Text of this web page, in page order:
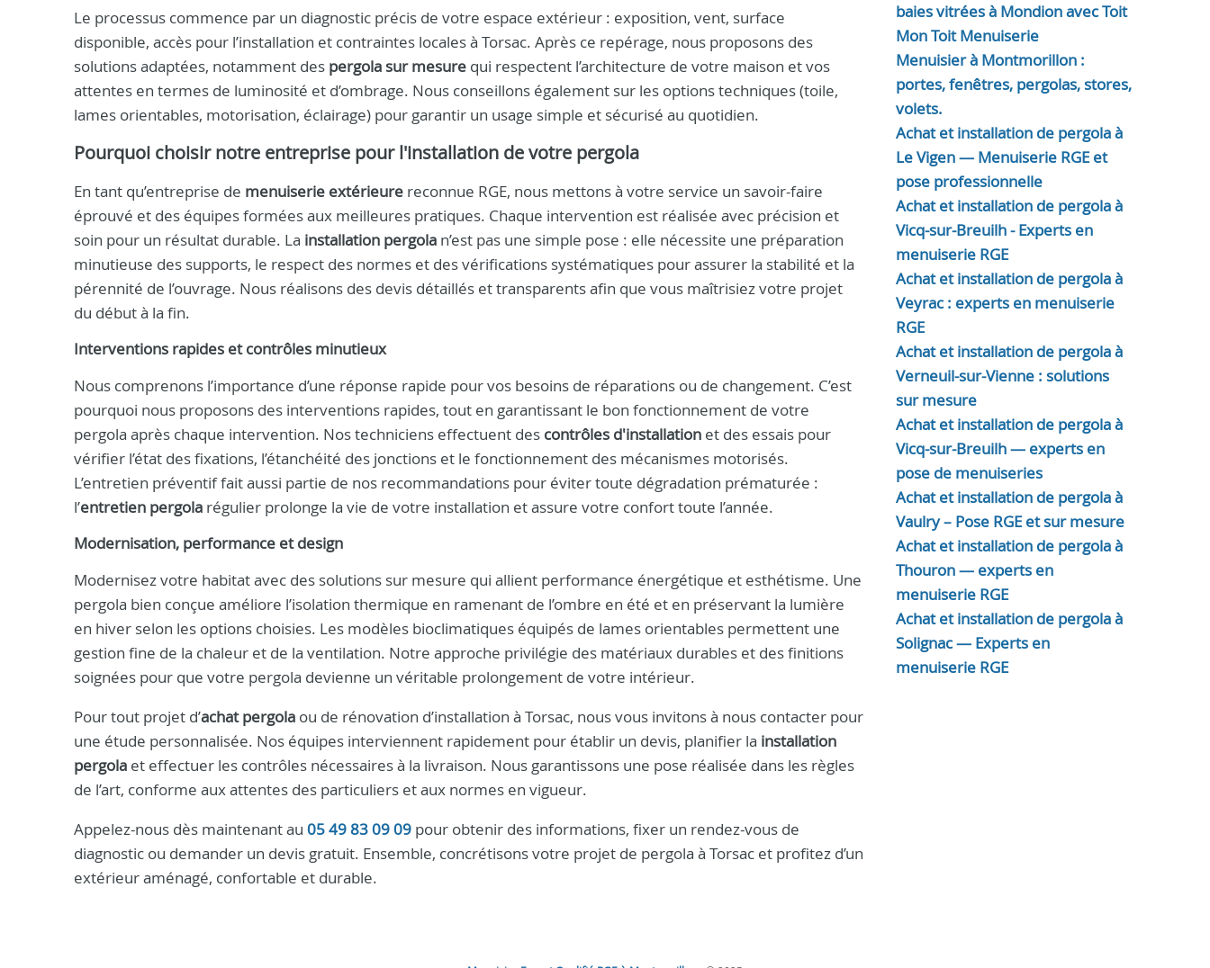
Le processus commence par un diagnostic précis de votre espace extérieur : exposition, vent, surface
disponible, accès pour l’installation et contraintes locales à Torsac. Après ce repérage, nous proposons des
solutions adaptées, notamment des pergola sur mesure qui respectent l’architecture de votre maison et vos
attentes en termes de luminosité et d’ombrage. Nous conseillons également sur les options techniques (toile,
lames orientables, motorisation, éclairage) pour garantir un usage simple et sécurisé au quotidien.
Pourquoi choisir notre entreprise pour l'installation de votre pergola
En tant qu’entreprise de menuiserie extérieure reconnue RGE, nous mettons à votre service un savoir-faire
éprouvé et des équipes formées aux meilleures pratiques. Chaque intervention est réalisée avec précision et
soin pour un résultat durable. La installation pergola n’est pas une simple pose : elle nécessite une préparation
minutieuse des supports, le respect des normes et des vérifications systématiques pour assurer la stabilité et la
pérennité de l’ouvrage. Nous réalisons des devis détaillés et transparents afin que vous maîtrisiez votre projet
du début à la fin.
Interventions rapides et contrôles minutieux
Nous comprenons l’importance d’une réponse rapide pour vos besoins de réparations ou de changement. C’est
pourquoi nous proposons des interventions rapides, tout en garantissant le bon fonctionnement de votre
pergola après chaque intervention. Nos techniciens effectuent des contrôles d'installation et des essais pour
vérifier l’état des fixations, l’étanchéité des jonctions et le fonctionnement des mécanismes motorisés.
L’entretien préventif fait aussi partie de nos recommandations pour éviter toute dégradation prématurée :
l’entretien pergola régulier prolonge la vie de votre installation et assure votre confort toute l’année.
Modernisation, performance et design
Modernisez votre habitat avec des solutions sur mesure qui allient performance énergétique et esthétisme. Une
pergola bien conçue améliore l’isolation thermique en ramenant de l’ombre en été et en préservant la lumière
en hiver selon les options choisies. Les modèles bioclimatiques équipés de lames orientables permettent une
gestion fine de la chaleur et de la ventilation. Notre approche privilégie des matériaux durables et des finitions
soignées pour que votre pergola devienne un véritable prolongement de votre intérieur.
Pour tout projet d’achat pergola ou de rénovation d’installation à Torsac, nous vous invitons à nous contacter pour
une étude personnalisée. Nos équipes interviennent rapidement pour établir un devis, planifier la installation
pergola et effectuer les contrôles nécessaires à la livraison. Nous garantissons une pose réalisée dans les règles
de l’art, conforme aux attentes des particuliers et aux normes en vigueur.
Appelez-nous dès maintenant au 05 49 83 09 09 pour obtenir des informations, fixer un rendez-vous de
diagnostic ou demander un devis gratuit. Ensemble, concrétisons votre projet de pergola à Torsac et profitez d’un
extérieur aménagé, confortable et durable.
baies vitrées à Mondion avec Toit
Mon Toit Menuiserie
Menuisier à Montmorillon :
portes, fenêtres, pergolas, stores,
volets.
Achat et installation de pergola à
Le Vigen — Menuiserie RGE et
pose professionnelle
Achat et installation de pergola à
Vicq-sur-Breuilh - Experts en
menuiserie RGE
Achat et installation de pergola à
Veyrac : experts en menuiserie
RGE
Achat et installation de pergola à
Verneuil-sur-Vienne : solutions
sur mesure
Achat et installation de pergola à
Vicq-sur-Breuilh — experts en
pose de menuiseries
Achat et installation de pergola à
Vaulry – Pose RGE et sur mesure
Achat et installation de pergola à
Thouron — experts en
menuiserie RGE
Achat et installation de pergola à
Solignac — Experts en
menuiserie RGE